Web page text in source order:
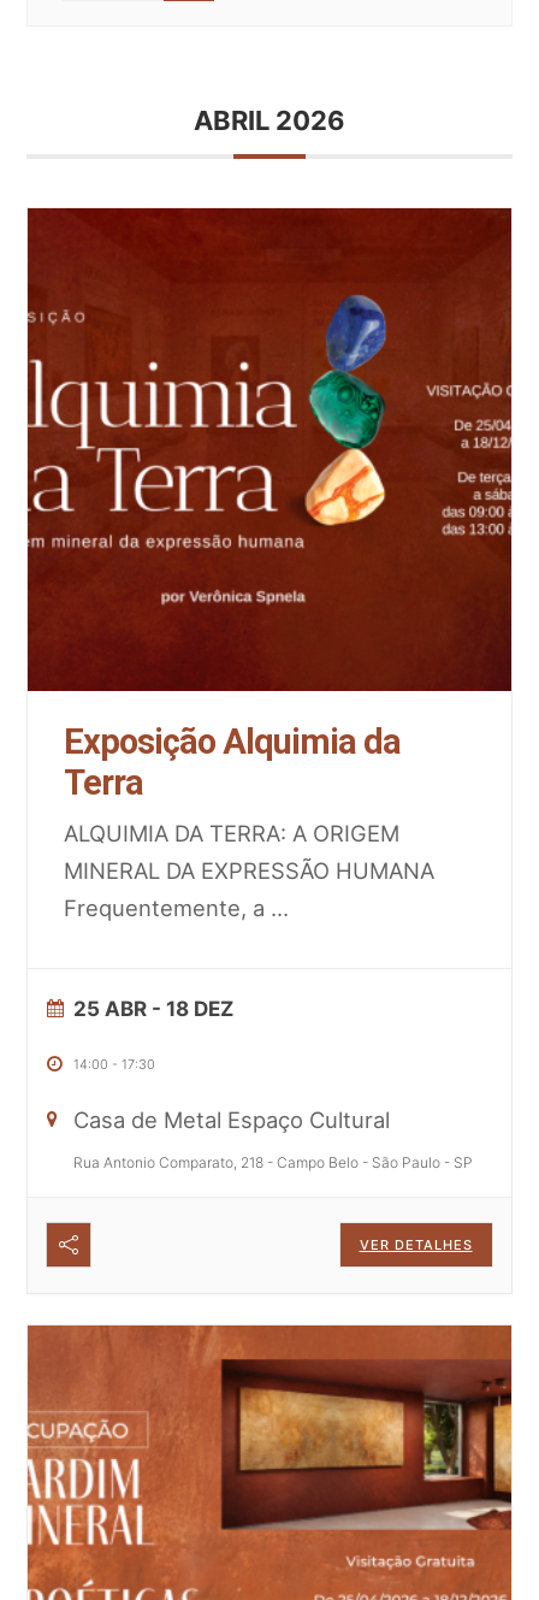
ABRIL 2026
Exposição Alquimia da
Terra
ALQUIMIA DA TERRA: A ORIGEM
MINERAL DA EXPRESSÃO HUMANA
Frequentemente, a ...
25 ABR - 18 DEZ
14:00 -17:30
Casa de Metal Espaço Cultural
Rua Antonio Comparato, 218 - Campo Belo - São Paulo - SP
VER DETALHES